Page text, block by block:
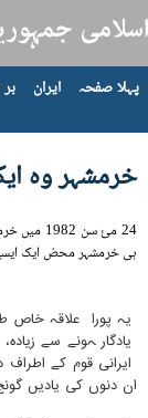
پہلا صفحہ ایران
خرمشہر وہ
24 مئ
ہی خرمشہر محض ایک ایسے
یہ پورا علاقہ خاص
یادگار ہونے سے
ایرانی قوم کے
ان دنوں کی یادیں